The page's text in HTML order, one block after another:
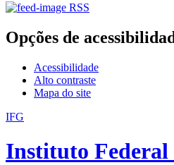
RSS
Opções de
Acessibilidade
Alto contraste
Mapa do site
IFG
Instituto Federal